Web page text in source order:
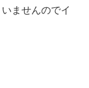
ませんのでイ